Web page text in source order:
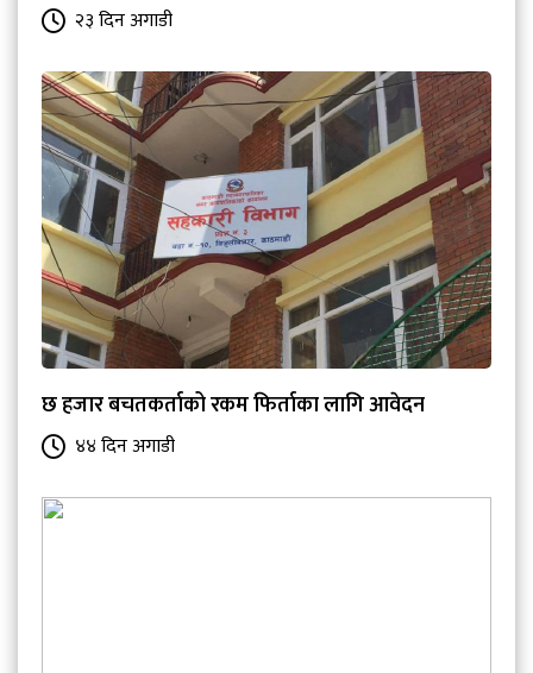
२३ दिन अगाडी
छ हजार बचतकर्ताको रकम फिर्ताका लागि आवेदन
४४ दिन अगाडी